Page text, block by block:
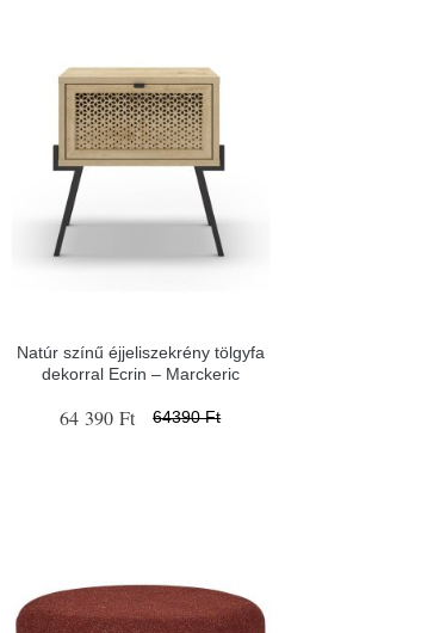
Natúr színű éjjeliszekrény tölgyfa
dekorral Ecrin – Marckeric
64 390 Ft 64390 Ft